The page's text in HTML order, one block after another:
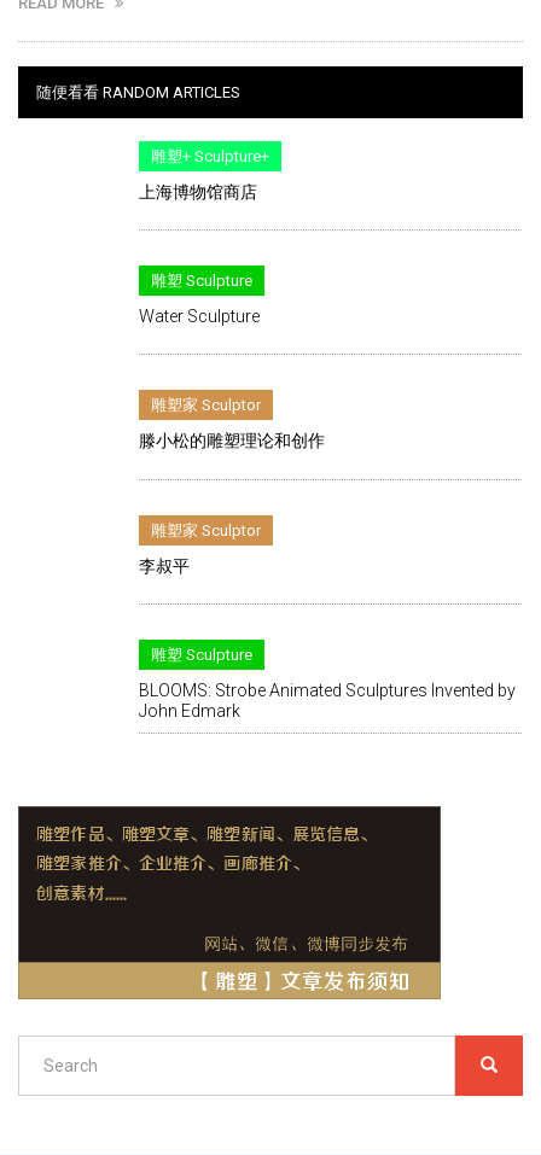
随便看看 RANDOM ARTICLES
雕塑+ Sculpture+
上海博物馆商店
雕塑 Sculpture
Water Sculpture
雕塑家 Sculptor
滕小松的雕塑理论和创作
雕塑家 Sculptor
李叔平
雕塑 Sculpture
BLOOMS: Strobe Animated Sculptures Invented by
John Edmark